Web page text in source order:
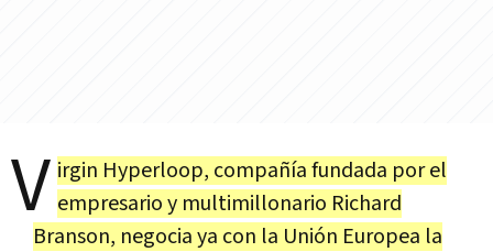
V irgin Hyperloop, compañía fundada por el
empresario y multimillonario Richard
Branson, negocia ya con la Unión Europea la